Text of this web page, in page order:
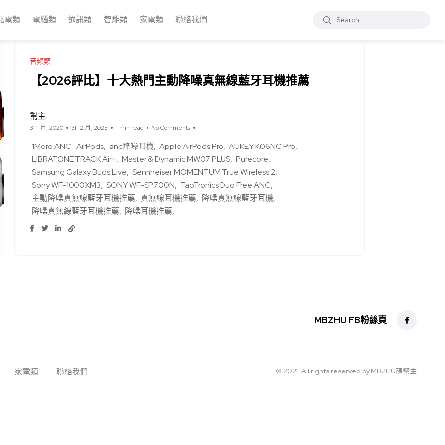
電類 電腦類 通訊類 智能類 家電類 聯絡我們
音頻類
【2026評比】十大熱門主動降噪真無線藍牙耳機推薦
幫主
3 11 月, 2020 31 12 月, 2025 1 min read No Comments
1More ANC AirPods anc降噪耳機 Apple AirPods Pro AUKEY K06NC Pro
LIBRATONE TRACK Air+ Master & Dynamic MW07 PLUS Purecore
Samsung Galaxy Buds Live Sennheiser MOMENTUM True Wireless 2
Sony WF-1000XM3 SONY WF-SP700N
TaoTronics Duo Free ANC
主動降噪真無線藍牙耳機推薦
真無線耳機推薦
降噪真無線藍牙耳機
降噪真無線藍牙耳機推薦
降噪耳機推薦
MBZHU FB粉絲頁
家電類 聯絡我們 © 2021. All rights reserved by MBZHU碼幫主